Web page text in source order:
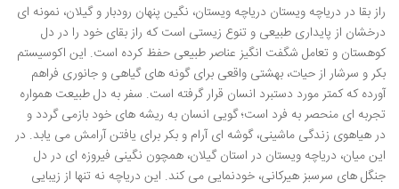
راز بقا در دریاچه ویستان دریاچه ویستان، نگین پنهان رودبار و گیلان، نمونه ای
درخشان از پایداری طبیعی و تنوع زیستی است که راز بقای خود را در دل
کوهستان و تعامل شگفت انگیز عناصر طبیعی حفظ کرده است. این اکوسیستم
بکر و سرشار از حیات، بهشتی واقعی برای گونه های گیاهی و جانوری فراهم
آورده که کمتر مورد دستبرد انسان قرار گرفته است. سفر به دل طبیعت همواره
تجربه ای منحصر به فرد است؛ گویی انسان به ریشه های خود بازمی گردد و
در هیاهوی زندگی ماشینی، گوشه ای آرام و بکر برای یافتن آرامش می یابد. در
این میان، دریاچه ویستان در استان گیلان، همچون نگینی فیروزه ای در دل
جنگل های سرسبز هیرکانی، خودنمایی می کند. این دریاچه نه تنها از زیبایی